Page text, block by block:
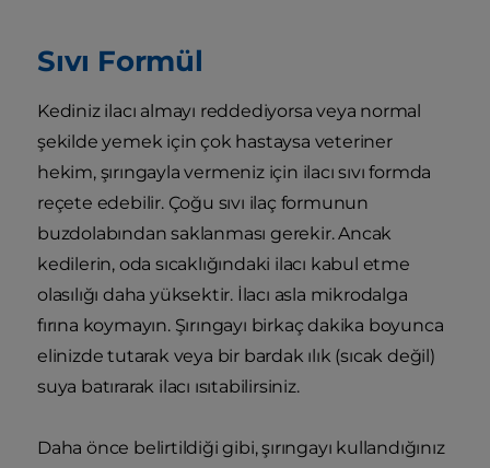
Sıvı Formül
Kediniz ilacı almayı reddediyorsa veya normal
şekilde yemek için çok hastaysa veteriner
hekim, şırıngayla vermeniz için ilacı sıvı formda
reçete edebilir. Çoğu sıvı ilaç formunun
buzdolabından saklanması gerekir. Ancak
kedilerin, oda sıcaklığındaki ilacı kabul etme
olasılığı daha yüksektir. İlacı asla mikrodalga
fırına koymayın. Şırıngayı birkaç dakika boyunca
elinizde tutarak veya bir bardak ılık (sıcak değil)
suya batırarak ilacı ısıtabilirsiniz.
Daha önce belirtildiği gibi, şırıngayı kullandığınız